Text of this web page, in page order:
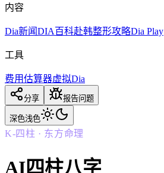
内容
Dia新闻DIA百科赴韩整形攻略Dia Play
工具
费用估算器虚拟Dia
分享 报告问题
深色浅色
K-四柱 · 东方命理
AI四柱八字